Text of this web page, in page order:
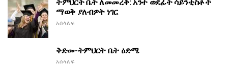
ትምህርት ቤት ለመመረቅ: አንተ ወደፊት ሳይንቲስቶች
ማወቅ ያለብዎት ነገር
አሰላለፍ
ቅድመ-ትምህርት ቤት ዕድሜ
አሰላለፍ